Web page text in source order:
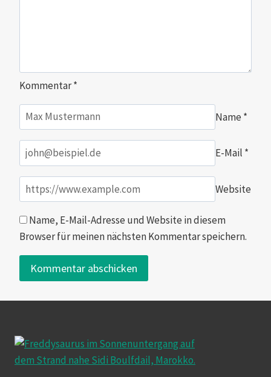
Kommentar*
Name *
E-Mail *
Website
Name, E-Mail-Adresse und Website in diesem
Browser für meinen nächsten Kommentar speichern.